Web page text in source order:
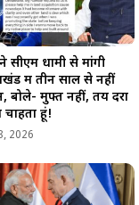
धामी से मांगी
में तीन साल से नहीं
बोले- मुफ्त नहीं, तय दरों
चाहता हूं!
2026